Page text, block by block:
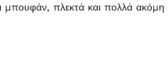
μπουφάν, πλεκτά και πολλά